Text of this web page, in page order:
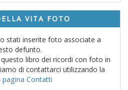
VITA FOTO
stati inserite foto associate a
defunto.
libro dei ricordi con foto in
di contattarci utilizzando la
pagina Contatti